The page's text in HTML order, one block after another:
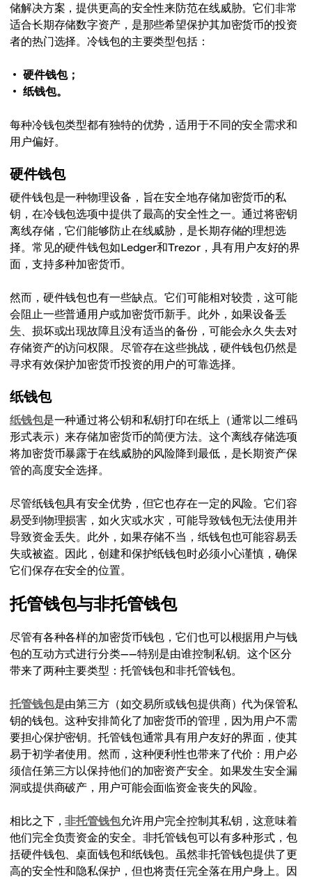
储解决方案，提供更高的安全性来防范在线威胁。它们非常
适合长期存储数字资产，是那些希望保护其加密货币的投资
者的热门选择。冷钱包的主要类型包括：
硬件钱包；
纸钱包。
每种冷钱包类型都有独特的优势，适用于不同的安全需求和
用户偏好。
硬件钱包
硬件钱包是一种物理设备，旨在安全地存储加密货币的私
钥，在冷钱包选项中提供了最高的安全性之一。通过将密钥
离线存储，它们能够防止在线威胁，是长期存储的理想选
择。常见的硬件钱包如Ledger和Trezor，具有用户友好的界
面，支持多种加密货币。
然而，硬件钱包也有一些缺点。它们可能相对较贵，这可能
会阻止一些普通用户或加密货币新手。此外，如果设备丢
失、损坏或出现故障且没有适当的备份，可能会永久失去对
存储资产的访问权限。尽管存在这些挑战，硬件钱包仍然是
寻求有效保护加密货币投资的用户的可靠选择。
纸钱包
纸钱包是一种通过将公钥和私钥打印在纸上（通常以二维码
形式表示）来存储加密货币的简便方法。这个离线存储选项
将加密货币暴露于在线威胁的风险降到最低，是长期资产保
管的高度安全选择。
尽管纸钱包具有安全优势，但它也存在一定的风险。它们容
易受到物理损害，如火灾或水灾，可能导致钱包无法使用并
导致资金丢失。此外，如果存储不当，纸钱包也可能容易丢
失或被盗。因此，创建和保护纸钱包时必须小心谨慎，确保
它们保存在安全的位置。
托管钱包与非托管钱包
尽管有各种各样的加密货币钱包，它们也可以根据用户与钱
包的互动方式进行分类——特别是由谁控制私钥。这个区分
带来了两种主要类型：托管钱包和非托管钱包。
托管钱包是由第三方（如交易所或钱包提供商）代为保管私
钥的钱包。这种安排简化了加密货币的管理，因为用户不需
要担心保护密钥。托管钱包通常具有用户友好的界面，使其
易于初学者使用。然而，这种便利性也带来了代价：用户必
须信任第三方以保持他们的加密资产安全。如果发生安全漏
洞或提供商破产，用户可能会面临资金丧失的风险。
相比之下，非托管钱包允许用户完全控制其私钥，这意味着
他们完全负责资金的安全。非托管钱包可以有多种形式，包
括硬件钱包、桌面钱包和纸钱包。虽然非托管钱包提供了更
高的安全性和隐私保护，但也将责任完全落在用户身上。因